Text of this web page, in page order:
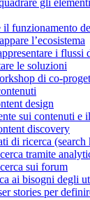
gli
il funzionamento
l’ecosistema
i flussi
le soluzioni
di co-
design
sui contenuti e
discovery
di ricerca (search
tramite
sui forum
ai bisogni degli
stories per